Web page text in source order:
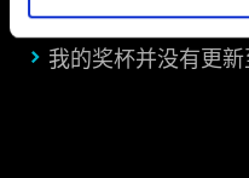
无法获得奖杯
我的奖杯并没有更新